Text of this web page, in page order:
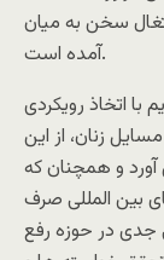
سخن به میان
آمده است.
با اتخاذ رویکردی
زنان، از این
و همچنان که
بین المللی صرف
جدی در حوزه رفع